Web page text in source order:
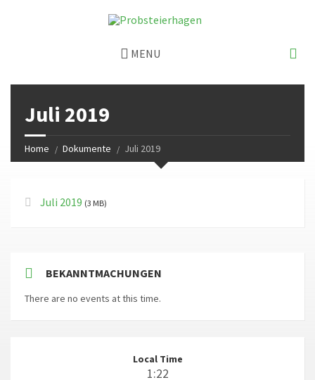
MENU
Juli 2019
Home Dokumente Juli 2019
Juli 2019 (3 MB)
BEKANNTMACHUNGEN
There are no events at this time.
Local Time
1:22